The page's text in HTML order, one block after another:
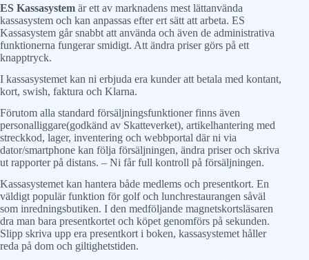
ES Kassasystem är ett av marknadens mest lättanvända
kassasystem och kan anpassas efter ert sätt att arbeta. ES
Kassasystem går snabbt att använda och även de administrativa
funktionerna fungerar smidigt. Att ändra priser görs på ett
knapptryck.
I kassasystemet kan ni erbjuda era kunder att betala med kontant,
kort, swish, faktura och Klarna.
Förutom alla standard försäljningsfunktioner finns även
personalliggare(godkänd av Skatteverket), artikelhantering med
streckkod, lager, inventering och webbportal där ni via
dator/smartphone kan följa försäljningen, ändra priser och skriva
ut rapporter på distans. – Ni får full kontroll på försäljningen.
Kassasystemet kan hantera både medlems och presentkort. En
väldigt populär funktion för golf och lunchrestaurangen såväl
som inredningsbutiken. I den medföljande magnetskortsläsaren
dra man bara presentkortet och köpet genomförs på sekunden.
Slipp skriva upp era presentkort i boken, kassasystemet håller
reda på dom och giltighetstiden.